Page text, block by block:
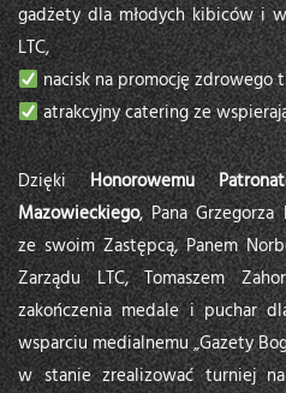
gadżety dla młodych kibiców i
LTC,
nacisk na promocję zdrowego
atrakcyjny catering ze
DziękiHonorowemu
Mazowieckiego, Pana
ze swoim Zastępcą, Panem
Zarządu LTC, Tomaszem
zakończenia medale i puchar
wsparciu medialnemu „Gazety
w stanie zrealizować turniej